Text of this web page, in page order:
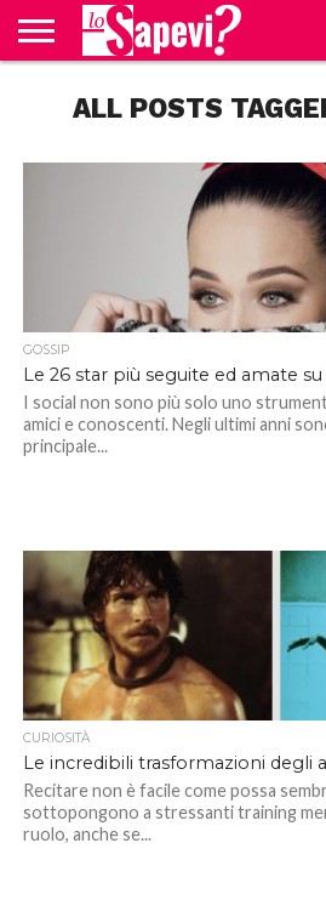
BENESSERE
GOSSIP
PRODOTTI
AMAZON
NEWS
CASA E
CUCINA
ALL POSTS
GOSSIP
Le 26 star più seguite ed amate
I social non sono più solo uno
amici e conoscenti. Negli ultimi anni
principale...
CURIOSITÀ
Le incredibili trasformazioni degli
Recitare non è facile come possa
sottopongono a stressanti training
ruolo, anche se...